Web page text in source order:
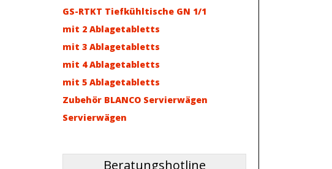
GS-RTKT Tiefkühltische GN 1/1
mit 2 Ablagetabletts
mit 3 Ablagetabletts
mit 4 Ablagetabletts
mit 5 Ablagetabletts
Zubehör BLANCO Servierwägen
Servierwägen
Beratungshotline